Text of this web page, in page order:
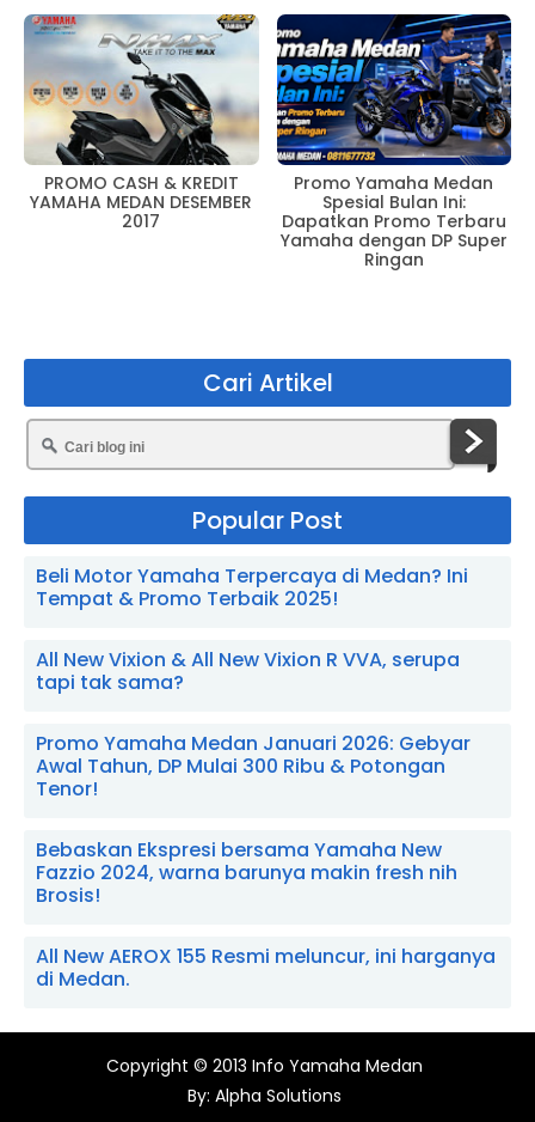
PROMO CASH & KREDIT
YAMAHA MEDAN DESEMBER
2017
Promo Yamaha Medan
Spesial Bulan Ini:
Dapatkan Promo Terbaru
Yamaha dengan DP Super
Ringan
Cari Artikel
Popular Post
Beli Motor Yamaha Terpercaya di Medan? Ini
Tempat & Promo Terbaik 2025!
All New Vixion & All New Vixion R VVA, serupa
tapi tak sama?
Promo Yamaha Medan Januari 2026: Gebyar
Awal Tahun, DP Mulai 300 Ribu & Potongan
Tenor!
Bebaskan Ekspresi bersama Yamaha New
Fazzio 2024, warna barunya makin fresh nih
Brosis!
All New AEROX 155 Resmi meluncur, ini harganya
di Medan.
Copyright © 2013Info Yamaha Medan
By: Alpha Solutions